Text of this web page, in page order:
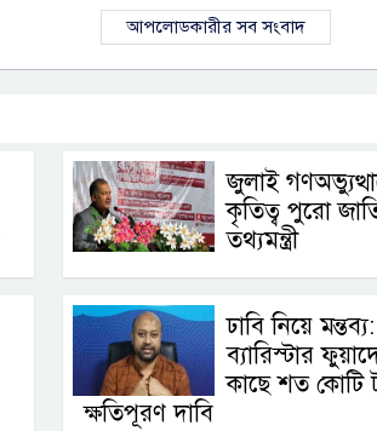
আপলোডকারীর সব সংবাদ
জুলাই
কৃতিত্ব পুরো
তথ্যমন্ত্রী
ঢাবি নিয়ে মন্তব্য:
ব্যারিস্টার
কাছে শত কোটি
ক্ষতিপূরণ দাবি